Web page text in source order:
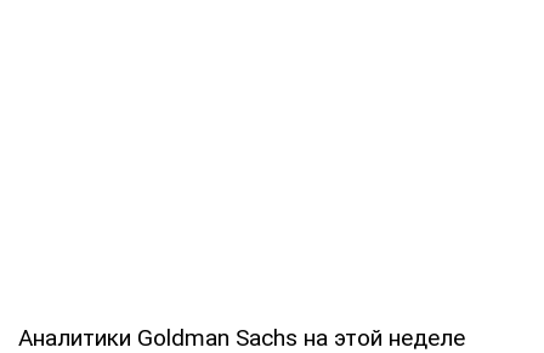
Аналитики Goldman Sachs на этой неделе